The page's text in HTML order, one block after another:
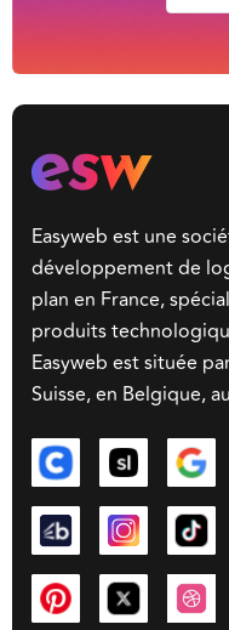
Easyweb est une
développement de
plan en France,
produits
Easyweb est située
Suisse, en Belgique,